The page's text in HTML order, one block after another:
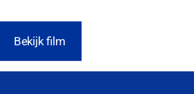
Bekijk film